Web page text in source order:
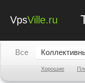
VpsVille.ru
Все
Хорошие